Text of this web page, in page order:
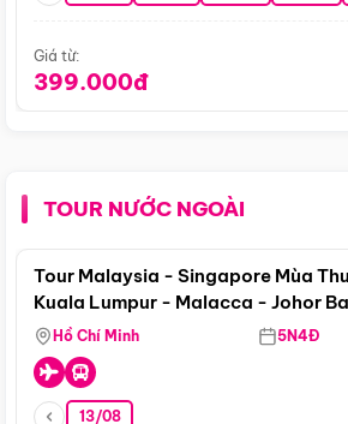
Giá từ:
399.000đ
TOUR NƯỚC NGOÀI
Tour Malaysia - Singapore Mùa
Kuala Lumpur - Malacca - Johor
Singapore
Hồ Chí Minh 5N4Đ
13/08